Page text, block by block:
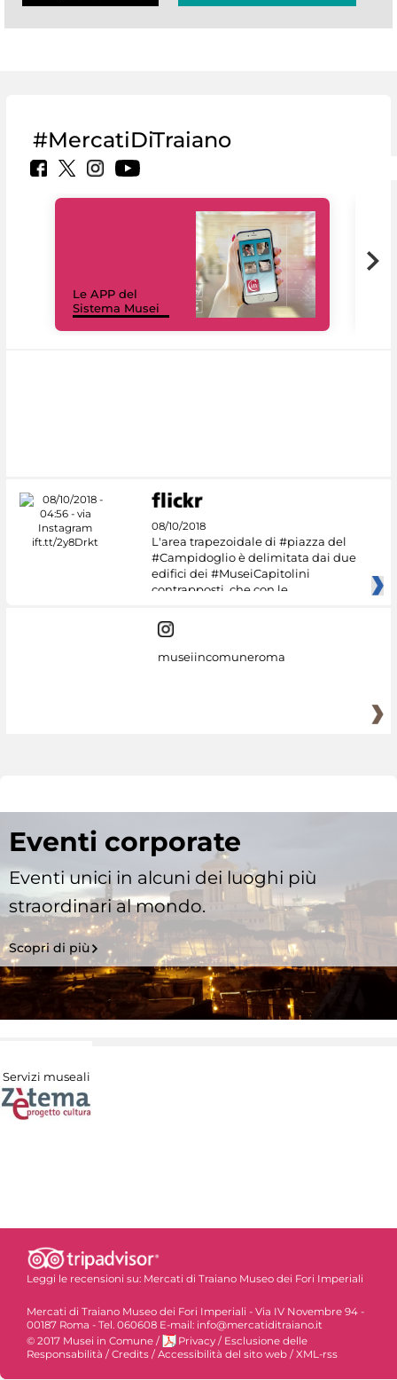
#MercatiDiTraiano
Le APP del
Sistema Musei
08/10/2018
L'area trapezoidale di #piazza del
#Campidoglio è delimitata dai due
edifici dei #MuseiCapitolini
contrapposti, che con le
museiincomuneroma
Eventi corporate
Eventi unici in alcuni dei luoghi più
straordinari al mondo.
Scopri di più
Servizi museali
Leggi le recensioni su: Mercati di Traiano Museo dei Fori Imperiali
Mercati di Traiano Museo dei Fori Imperiali - Via IV Novembre 94 -
00187 Roma - Tel. 060608 E-mail: info@mercatiditraiano.it
© 2017 Musei in Comune / Privacy / Esclusione delle
Responsabilità / Credits / Accessibilità del sito web / XML-rss